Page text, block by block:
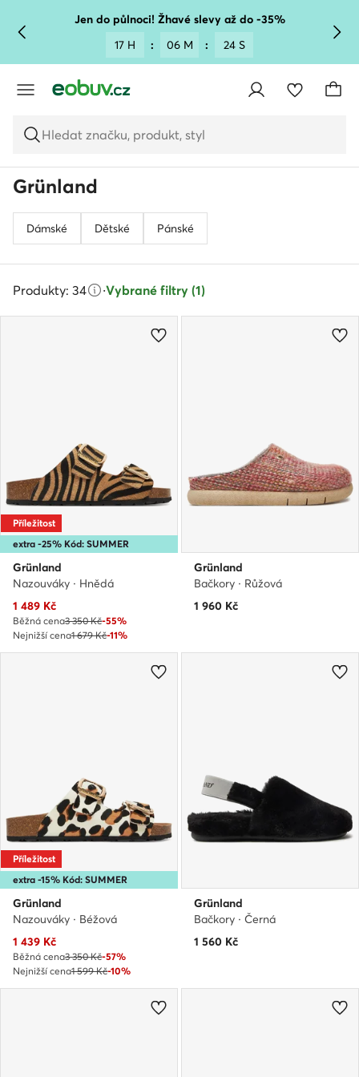
PŘEJÍT NA HLAVNÍ OBSAH
PŘEJÍT NA VYHLEDÁVÁNÍ
Jen do půlnoci! Žhavé slevy až do -35%
17 H
: 06 M : 23 S
Hledat značku, produkt, styl
Grünland
Dámské Dětské Pánské
Produkty: 34 ·Vybrané filtry (1)
extra -25% Kód: SUMMER
Příležitost
Grünland
Nazouváky · Hnědá
Aktuální cena
1 489 Kč
Běžná cena3 350 Kč-55%
Nejnižší cena1 679 Kč-11%
Grünland
Bačkory · Růžová
1 960 Kč
extra -15% Kód: SUMMER
Příležitost
Grünland
Nazouváky · Béžová
Aktuální cena
1 439 Kč
Běžná cena3 350 Kč-57%
Nejnižší cena1 599 Kč-10%
Grünland
Bačkory · Černá
1 560 Kč